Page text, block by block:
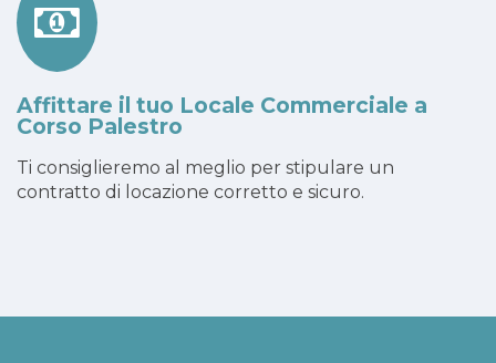
Affittare il tuo Locale Commerciale a
Corso Palestro
Ti consiglieremo al meglio per stipulare un
contratto di locazione corretto e sicuro.